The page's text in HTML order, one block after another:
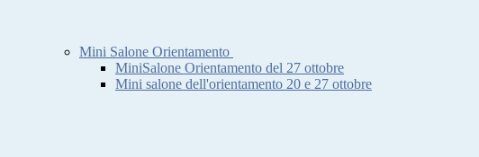
Mini Salone Orientamento
MiniSalone Orientamento del 27 ottobre
Mini salone dell'orientamento 20 e 27 ottobre